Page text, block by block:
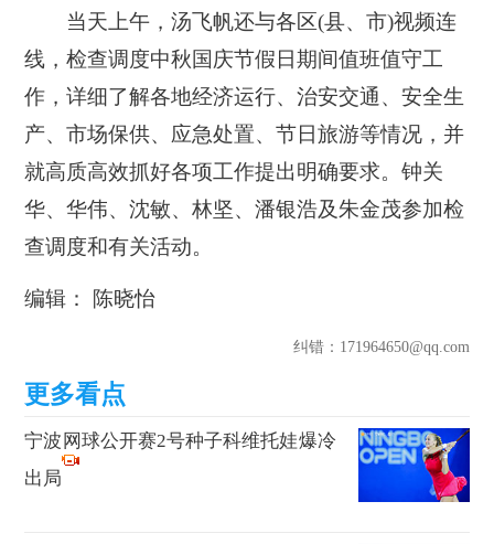
当天上午，汤飞帆还与各区(县、市)视频连
线，检查调度中秋国庆节假日期间值班值守工
作，详细了解各地经济运行、治安交通、安全生
产、市场保供、应急处置、节日旅游等情况，并
就高质高效抓好各项工作提出明确要求。钟关
华、华伟、沈敏、林坚、潘银浩及朱金茂参加检
查调度和有关活动。
编辑： 陈晓怡
纠错：171964650@qq.com
宁波网球公开赛2号种子科维托娃爆冷
出局